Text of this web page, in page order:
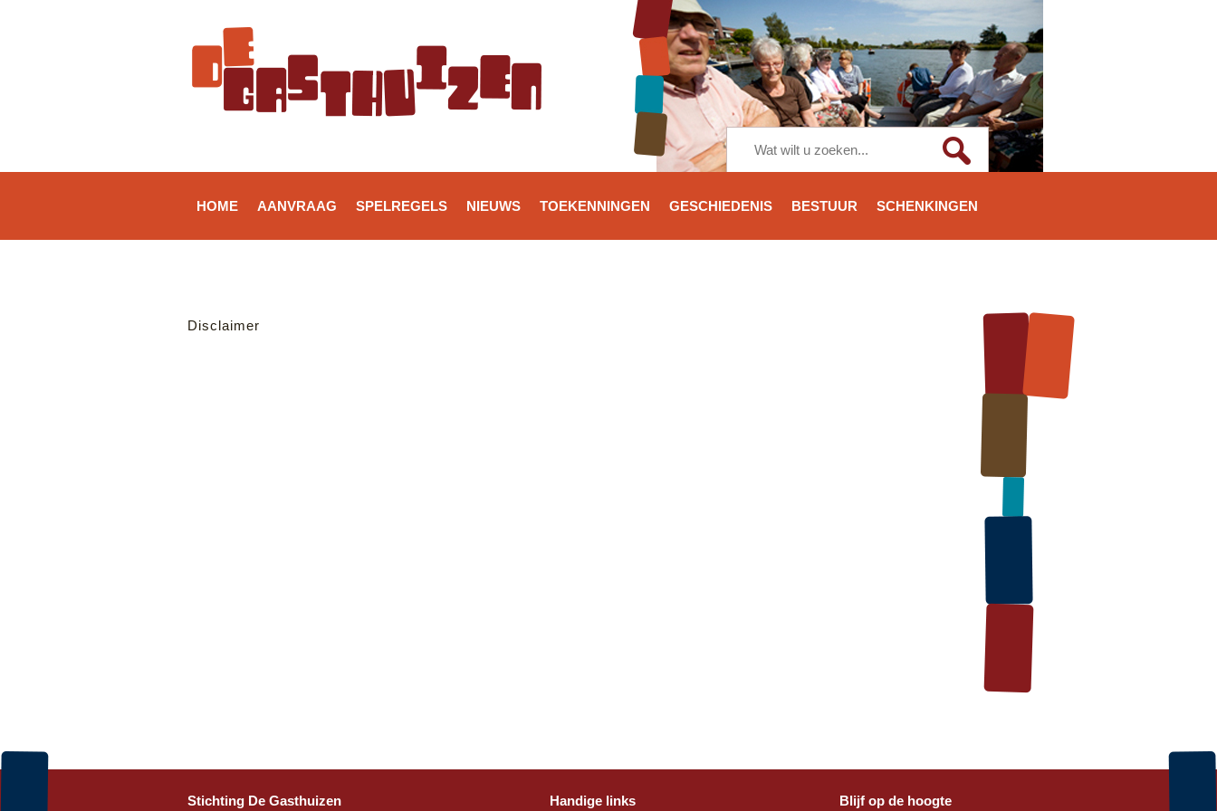
HOME AANVRAAG SPELREGELS NIEUWS TOEKENNINGEN GESCHIEDENIS BESTUUR SCHENKINGEN
Disclaimer
Stichting De Gasthuizen Handige links Blijf op de hoogte